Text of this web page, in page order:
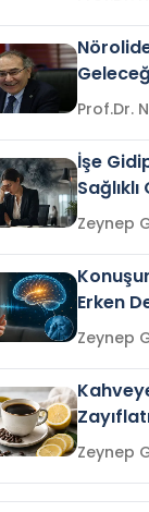
İşe
Gelir
Erken
Olabilir